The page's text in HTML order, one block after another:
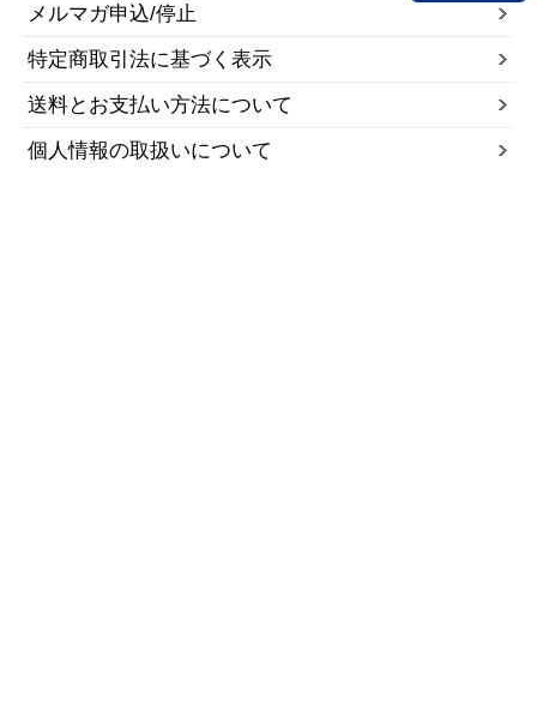
メルマガ申込/停止
特定商取引法に基づく表示
送料とお支払い方法について
個人情報の取扱いについて